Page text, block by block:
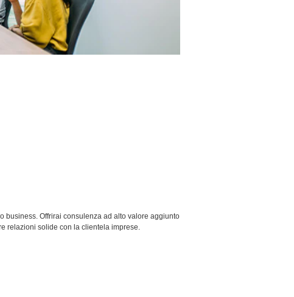
business. Offrirai consulenza ad alto valore aggiunto
relazioni solide con la clientela imprese.